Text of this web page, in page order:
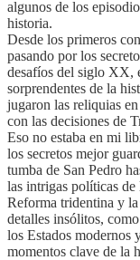
algunos de los
historia.
Desde los primeros
pasando por los
desafíos del siglo XX,
sorprendentes de la
jugaron las reliquias
con las decisiones de
Eso no estaba en mi
los secretos mejor
tumba de San Pedro
las intrigas políticas
Reforma tridentina y
detalles insólitos,
los Estados modernos
momentos clave de la